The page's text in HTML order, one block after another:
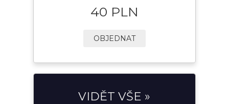
40 PLN
OBJEDNAT
VIDĚT VŠE »